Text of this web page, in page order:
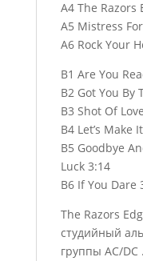
A4 The Razors
A5 Mistress
A6 Rock Your
B1 Are You
B2 Got You By
B3 Shot Of
B4 Let’s Make
B5 Goodbye
Luck 3:14
B6 If You Dare
The Razors
студийный
группы AC/